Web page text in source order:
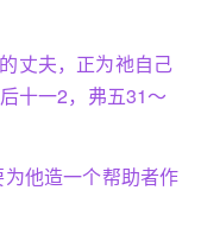
丈夫，正为祂自己
十一2，弗五31～
他造一个帮助者作